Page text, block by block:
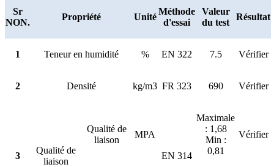
Sr
NON.
Propriété Unité
Méthode
d'essai
Valeur
du test
Résultat
1 Teneur en humidité % EN 322 7.5 Vérifier
2 Densité kg/m3 FR 323 690 Vérifier
3
Qualité de
liaison
Qualité de
liaison
MPA
EN 314
Maximale
: 1,68
Min :
0,81
Vérifier